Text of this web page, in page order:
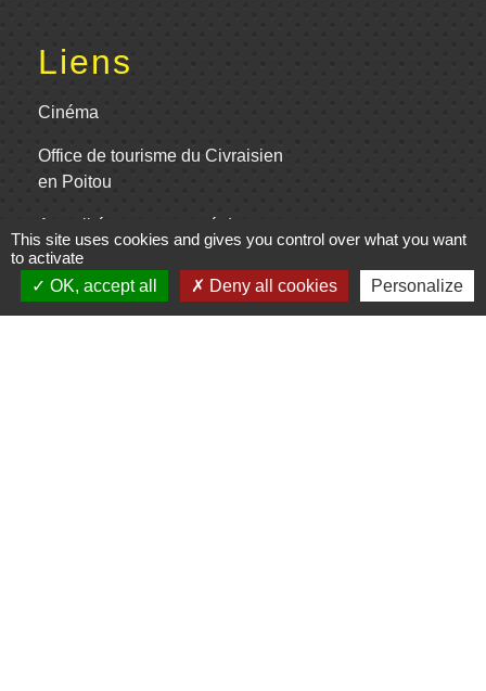
Liens
Cinéma
Office de tourisme du Civraisien
en Poitou
Actualités communauté de
communes
Centre Culturel La Marchoise
This site uses cookies and gives you control over what you want
to activate
OK, accept all
Deny all cookies Personalize